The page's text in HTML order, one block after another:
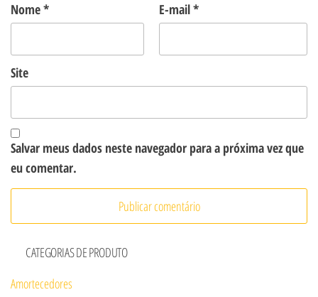
Nome* E-mail*
Site
Salvar meus dados neste navegador para a próxima vez que
eu comentar.
CATEGORIAS DE PRODUTO
Amortecedores